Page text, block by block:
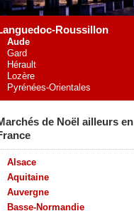
Roussillon
Aude
Gard
Hérault
Lozère
Pyrénées-Orientales
de Noël ailleurs en
Alsace
Aquitaine
Auvergne
Basse-Normandie